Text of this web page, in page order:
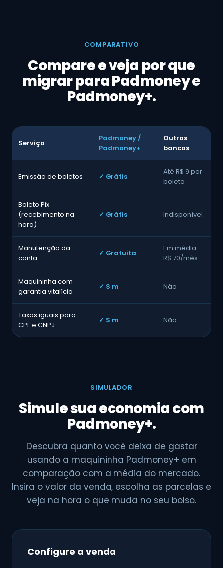
COMPARATIVO
Compare e veja por que
migrar para Padmoney e
Padmoney+.
Serviço
Padmoney /
Padmoney+
Outros
bancos
Emissão de boletos ✓ Grátis
Até R$ 9 por
boleto
Boleto Pix
(recebimento na
hora)
✓ Grátis Indisponível
Manutenção da
conta
✓ Gratuita
Em média
R$ 70/mês
Maquininha com
garantia vitalícia
✓ Sim Não
Taxas iguais para
CPF e CNPJ
✓ Sim Não
SIMULADOR
Simule sua economia com
Padmoney+.
Descubra quanto você deixa de gastar
usando a maquininha Padmoney+ em
comparação com a média do mercado.
Insira o valor da venda, escolha as parcelas e
veja na hora o que muda no seu bolso.
Configure a venda